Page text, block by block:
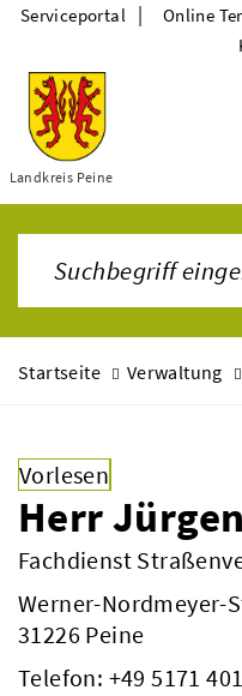
Themen
Landkreis Peine
Serviceportal | Online
Startseite Verwaltung
Vorlesen
Herr
Fachdienst
Werner-Nordmeyer-
31226 Peine
Telefon: +49 5171